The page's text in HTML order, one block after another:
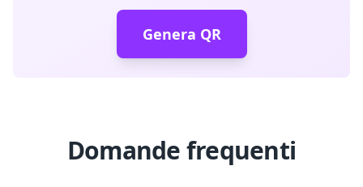
Genera QR
Domande frequenti